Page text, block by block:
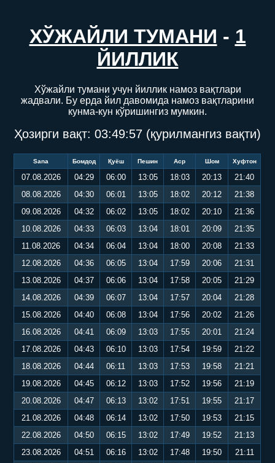
ХЎЖАЙЛИ ТУМАНИ - 1
ЙИЛЛИК
Хўжайли тумани учун йиллик намоз вақтлари
жадвали. Бу ерда йил давомида намоз вақтларини
кунма-кун кўришингиз мумкин.
Ҳозирги вақт: 03:49:58 (қурилмангиз вақти)
Sana Бомдод Қуёш Пешин Аср Шом Хуфтон
07.08.2026 04:29 06:00 13:05 18:03 20:13
21:40
08.08.2026
04:30 06:01 13:05 18:02 20:12
21:38
09.08.2026
04:32 06:02 13:05 18:02 20:10
21:36
10.08.2026
04:33 06:03 13:04 18:01 20:09
21:35
11.08.2026
04:34 06:04 13:04 18:00 20:08
21:33
12.08.2026
04:36 06:05 13:04 17:59 20:06
21:31
13.08.2026
04:37 06:06 13:04 17:58 20:05
21:29
14.08.2026
04:39 06:07 13:04 17:57 20:04
21:28
15.08.2026
04:40 06:08 13:04 17:56 20:02
21:26
16.08.2026
04:41 06:09 13:03 17:55 20:01
21:24
17.08.2026
04:43 06:10 13:03 17:54 19:59
21:22
18.08.2026
04:44 06:11 13:03 17:53 19:58
21:21
19.08.2026
04:45 06:12 13:03 17:52 19:56
21:19
20.08.2026
04:47 06:13 13:02 17:51 19:55
21:17
21.08.2026
04:48 06:14 13:02 17:50 19:53
21:15
22.08.2026
04:50 06:15 13:02 17:49 19:52
21:13
23.08.2026
04:51 06:16 13:02 17:48 19:50
21:11